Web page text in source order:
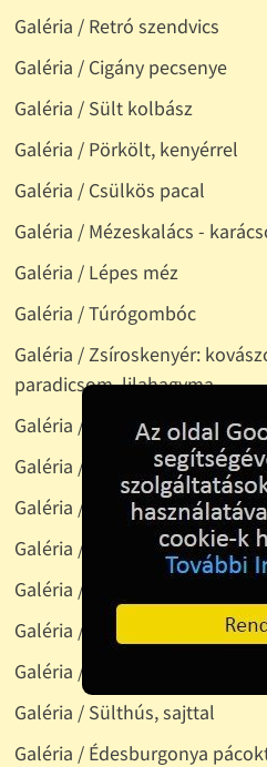
Galéria / Retró szendvics
Galéria / Cigány pecsenye
Galéria / Sült kolbász
Galéria / Pörkölt, kenyérrel
Galéria / Csülkös pacal
Galéria / Mézeskalács -
Galéria / Lépes méz
Galéria / Túrógombóc
Galéria / Zsíroskenyér:
paradicsom, lilahagyma
Galéria / Gyümölcstál
Galéria / Húsleves
Galéria / Rántott
Galéria / Káposztasaláta
Galéria / Rántotthús, párolt
Galéria / Saláta
Galéria / Húsos káposzta
Galéria / Sülthús, sajttal
Galéria / Édesburgonya